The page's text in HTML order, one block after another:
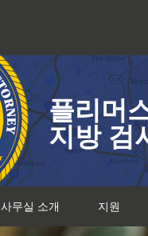
플리머
지방 검
사무실 소개 지원